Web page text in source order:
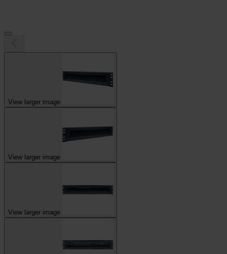
View larger image
View larger image
View larger image